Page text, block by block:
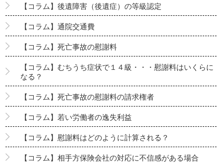
【コラム】後遺障害（後遺症）の等級認定
【コラム】通院交通費
【コラム】死亡事故の慰謝料
【コラム】むちうち症状で１４級・・・慰謝料はいくらに
なる？
【コラム】死亡事故の慰謝料の請求権者
【コラム】若い労働者の逸失利益
【コラム】慰謝料はどのように計算される？
【コラム】相手方保険会社の対応に不信感がある場合